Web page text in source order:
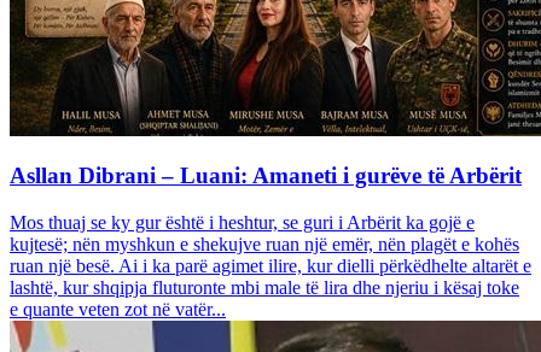
Asllan Dibrani – Luani: Amaneti i gurëve të Arbërit
Mos thuaj se ky gur është i heshtur, se guri i Arbërit ka gojë e
kujtesë; nën myshkun e shekujve ruan një emër, nën plagët e kohës
ruan një besë. Ai i ka parë agimet ilire, kur dielli përkëdhelte altarët e
lashtë, kur shqipja fluturonte mbi male të lira dhe njeriu i kësaj toke
e quante veten zot në vatër...